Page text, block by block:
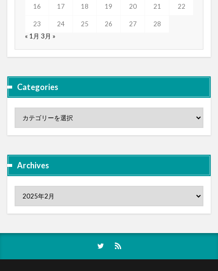
16 17 18 19 20 21 22
23 24 25 26 27
28
« 1月 3月 »
Categories
Archives